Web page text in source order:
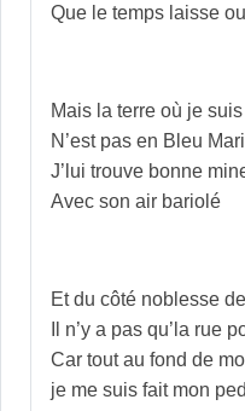
Que le temps laisse
Mais la terre où je
N’est pas en Bleu
J’lui trouve bonne
Avec son air bariolé
Et du côté noblesse
Il n’y a pas qu’la rue
Car tout au fond de
je me suis fait mon